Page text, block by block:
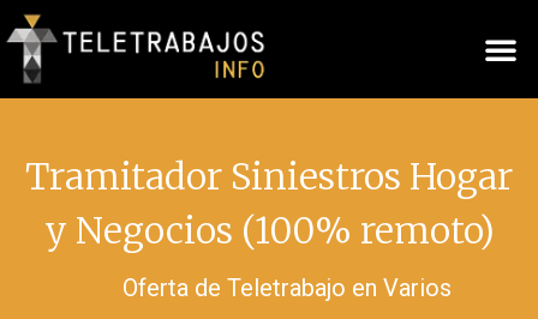
Tramitador Siniestros Hogar
y Negocios (100% remoto)
Oferta de Teletrabajo en Varios